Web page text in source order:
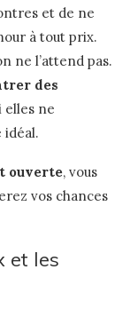
et de ne
à tout prix.
ne l’attend pas.
des
elles ne
idéal.
ouverte, vous
vos chances
et les